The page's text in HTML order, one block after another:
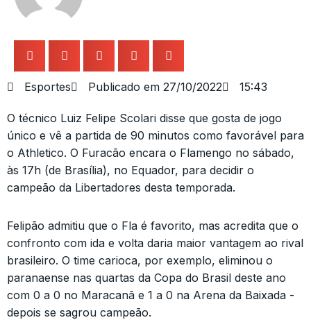
Esportes Publicado em 27/10/2022 15:43
O técnico Luiz Felipe Scolari disse que gosta de jogo
único e vê a partida de 90 minutos como favorável para
o Athletico. O Furacão encara o Flamengo no sábado,
às 17h (de Brasília), no Equador, para decidir o
campeão da Libertadores desta temporada.
Felipão admitiu que o Fla é favorito, mas acredita que o
confronto com ida e volta daria maior vantagem ao rival
brasileiro. O time carioca, por exemplo, eliminou o
paranaense nas quartas da Copa do Brasil deste ano
com 0 a 0 no Maracanã e 1 a 0 na Arena da Baixada -
depois se sagrou campeão.